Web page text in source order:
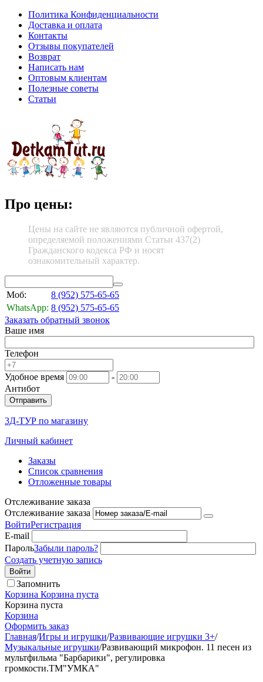
Политика Конфиденциальности
Доставка и оплата
Контакты
Отзывы покупателей
Возврат
Написать нам
Оптовым клиентам
Полезные советы
Статьи
Про цены:
Цены на сайте не являются публичной офертой,
определяемой положениями Статьи 437(2)
Гражданского кодекса РФ и носят
ознакомительный характер.
Моб: 8 (952) 575-65-65
WhatsApp: 8 (952) 575-65-65
Заказать обратный звонок
Ваше имя
Телефон
Удобное время
-
Антибот
Отправить
3Д-ТУР по магазину
Личный кабинет
Заказы
Список сравнения
Отложенные товары
Отслеживание заказа
Отслеживание заказа
ВойтиРегистрация
E-mail
ПарольЗабыли пароль?
Создать учетную запись
Войти
Запомнить
Корзина Корзина пуста
Корзина пуста
Корзина
Оформить заказ
Главная/Игры и игрушки/Развивающие игрушки 3+/
Музыкальные игрушки/Развивающий микрофон. 11 песен из
мультфильма "Барбарики", регулировка
громкости.ТМ"УМКА"